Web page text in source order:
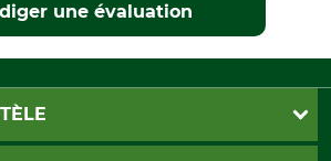
une évaluation